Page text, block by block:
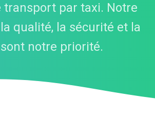
transport par taxi. Notre
qualité, la sécurité et la
notre priorité.